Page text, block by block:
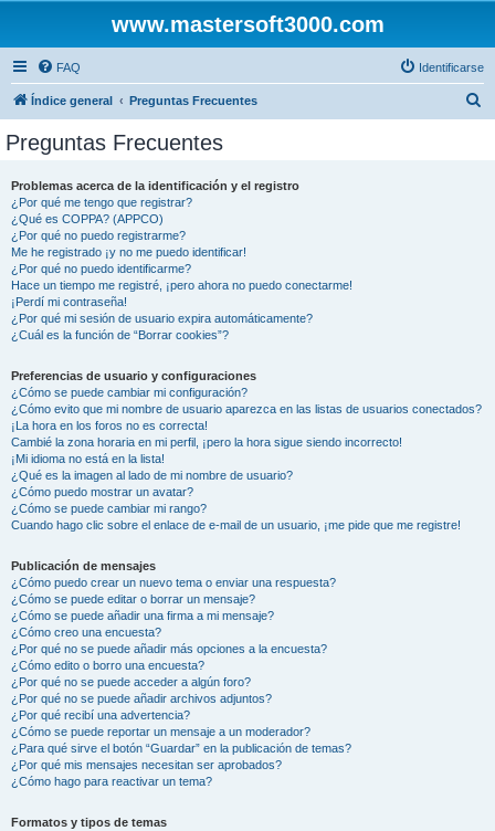
www.mastersoft3000.com
FAQ Identificarse
Índice general Preguntas Frecuentes
Preguntas Frecuentes
Problemas acerca de la identificación y el registro
¿Por qué me tengo que registrar?
¿Qué es COPPA? (APPCO)
¿Por qué no puedo registrarme?
Me he registrado ¡y no me puedo identificar!
¿Por qué no puedo identificarme?
Hace un tiempo me registré, ¡pero ahora no puedo conectarme!
¡Perdí mi contraseña!
¿Por qué mi sesión de usuario expira automáticamente?
¿Cuál es la función de “Borrar cookies”?
Preferencias de usuario y configuraciones
¿Cómo se puede cambiar mi configuración?
¿Cómo evito que mi nombre de usuario aparezca en las listas de usuarios conectados?
¡La hora en los foros no es correcta!
Cambié la zona horaria en mi perfil, ¡pero la hora sigue siendo incorrecto!
¡Mi idioma no está en la lista!
¿Qué es la imagen al lado de mi nombre de usuario?
¿Cómo puedo mostrar un avatar?
¿Cómo se puede cambiar mi rango?
Cuando hago clic sobre el enlace de e-mail de un usuario, ¡me pide que me registre!
Publicación de mensajes
¿Cómo puedo crear un nuevo tema o enviar una respuesta?
¿Cómo se puede editar o borrar un mensaje?
¿Cómo se puede añadir una firma a mi mensaje?
¿Cómo creo una encuesta?
¿Por qué no se puede añadir más opciones a la encuesta?
¿Cómo edito o borro una encuesta?
¿Por qué no se puede acceder a algún foro?
¿Por qué no se puede añadir archivos adjuntos?
¿Por qué recibí una advertencia?
¿Cómo se puede reportar un mensaje a un moderador?
¿Para qué sirve el botón “Guardar” en la publicación de temas?
¿Por qué mis mensajes necesitan ser aprobados?
¿Cómo hago para reactivar un tema?
Formatos y tipos de temas